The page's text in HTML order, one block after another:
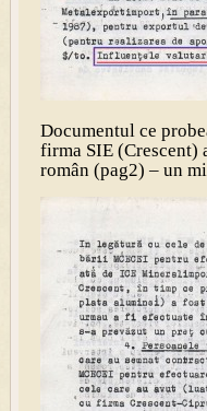
Documentul ce
firma SIE (Crescent)
român (pag2) – un